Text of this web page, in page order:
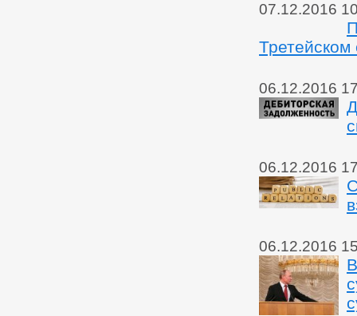
07.12.2016
Третейском
06.12.2016
06.12.2016
06.12.2016